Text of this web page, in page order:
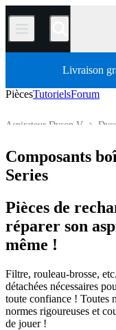
/
Livraison
PiècesTutorielsForum
Aspirateur Dyson V
Pièces
Boutique
Composants
Series
Pièces de
réparer son
même !
Filtre, rouleau-brosse,
détachées nécessaires
toute confiance ! Toutes
normes rigoureuses et
de jouer !